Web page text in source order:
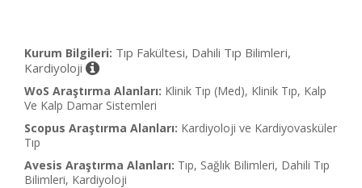
Kurum Bilgileri: Tıp Fakültesi, Dahili Tıp Bilimleri,
Kardiyoloji
WoS Araştırma Alanları: Klinik Tıp (Med), Klinik Tıp, Kalp
Ve Kalp Damar Sistemleri
Scopus Araştırma Alanları: Kardiyoloji ve Kardiyovasküler
Tıp
Avesis Araştırma Alanları: Tıp, Sağlık Bilimleri, Dahili Tıp
Bilimleri, Kardiyoloji